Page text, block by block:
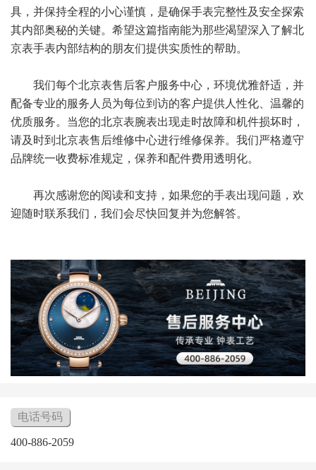
具，并保持全程的小心谨慎，是确保手表完整性及安全探索
其内部奥秘的关键。希望这篇指南能为那些渴望深入了解北
京表手表内部结构的朋友们提供实质性的帮助。
我们每个北京表售后客户服务中心，环境优雅舒适，并
配备专业的服务人员为每位到访的客户提供人性化、温馨的
优质服务。当您的北京表腕表出现走时故障和机件损坏时，
请及时到北京表售后维修中心进行维修保养。我们严格遵守
品牌统一收费标准规定，保养和配件费用透明化。
再次感谢您的阅读和支持，如果您的手表出现问题，欢
迎随时联系我们，我们会尽快回复并为您解答。
电话号码
400-886-2059